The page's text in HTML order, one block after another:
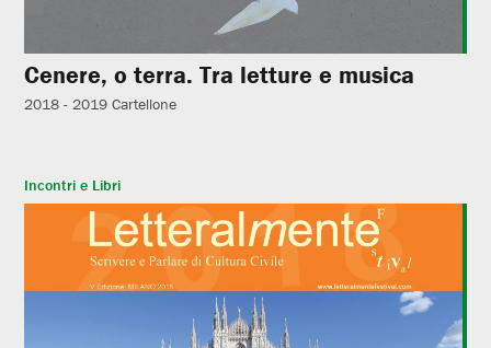
Cenere, o terra. Tra letture e musica
2018 - 2019 Cartellone
Incontri e Libri